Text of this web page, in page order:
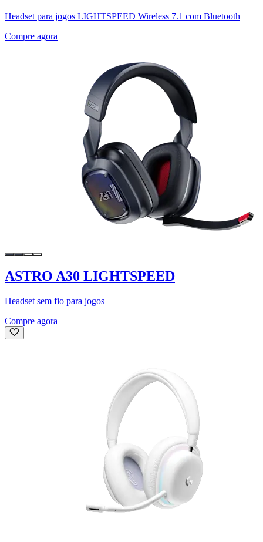
Headset para jogos LIGHTSPEED Wireless 7.1 com Bluetooth
Compre agora
ASTRO A30 LIGHTSPEED
Headset sem fio para jogos
Compre agora